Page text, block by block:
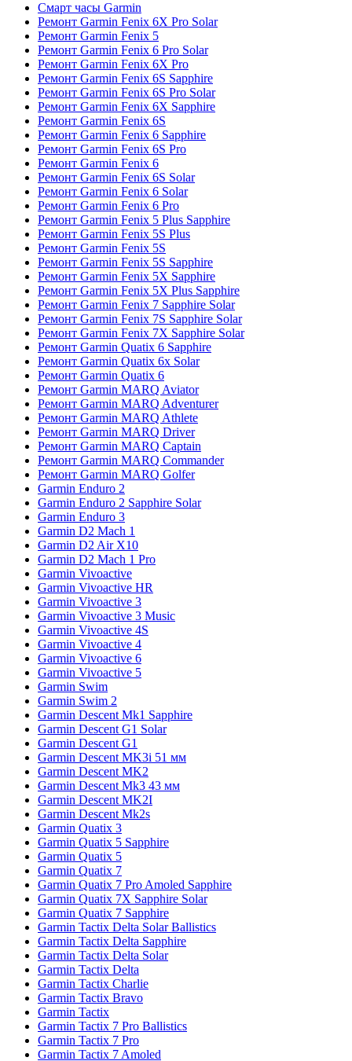
Смарт часы Garmin
Ремонт Garmin Fenix 6X Pro Solar
Ремонт Garmin Fenix 5
Ремонт Garmin Fenix 6 Pro Solar
Ремонт Garmin Fenix 6X Pro
Ремонт Garmin Fenix 6S Sapphire
Ремонт Garmin Fenix 6S Pro Solar
Ремонт Garmin Fenix 6X Sapphire
Ремонт Garmin Fenix 6S
Ремонт Garmin Fenix 6 Sapphire
Ремонт Garmin Fenix 6S Pro
Ремонт Garmin Fenix 6
Ремонт Garmin Fenix 6S Solar
Ремонт Garmin Fenix 6 Solar
Ремонт Garmin Fenix 6 Pro
Ремонт Garmin Fenix 5 Plus Sapphire
Ремонт Garmin Fenix 5S Plus
Ремонт Garmin Fenix 5S
Ремонт Garmin Fenix 5S Sapphire
Ремонт Garmin Fenix 5X Sapphire
Ремонт Garmin Fenix 5X Plus Sapphire
Ремонт Garmin Fenix 7 Sapphire Solar
Ремонт Garmin Fenix 7S Sapphire Solar
Ремонт Garmin Fenix 7X Sapphire Solar
Ремонт Garmin Quatix 6 Sapphire
Ремонт Garmin Quatix 6x Solar
Ремонт Garmin Quatix 6
Ремонт Garmin MARQ Aviator
Ремонт Garmin MARQ Adventurer
Ремонт Garmin MARQ Athlete
Ремонт Garmin MARQ Driver
Ремонт Garmin MARQ Captain
Ремонт Garmin MARQ Commander
Ремонт Garmin MARQ Golfer
Garmin Enduro 2
Garmin Enduro 2 Sapphire Solar
Garmin Enduro 3
Garmin D2 Mach 1
Garmin D2 Air X10
Garmin D2 Mach 1 Pro
Garmin Vivoactive
Garmin Vivoactive HR
Garmin Vivoactive 3
Garmin Vivoactive 3 Music
Garmin Vivoactive 4S
Garmin Vivoactive 4
Garmin Vivoactive 6
Garmin Vivoactive 5
Garmin Swim
Garmin Swim 2
Garmin Descent Mk1 Sapphire
Garmin Descent G1 Solar
Garmin Descent G1
Garmin Descent MK3i 51 мм
Garmin Descent MK2
Garmin Descent Mk3 43 мм
Garmin Descent MK2I
Garmin Descent Mk2s
Garmin Quatix 3
Garmin Quatix 5 Sapphire
Garmin Quatix 5
Garmin Quatix 7
Garmin Quatix 7 Pro Amoled Sapphire
Garmin Quatix 7X Sapphire Solar
Garmin Quatix 7 Sapphire
Garmin Tactix Delta Solar Ballistics
Garmin Tactix Delta Sapphire
Garmin Tactix Delta Solar
Garmin Tactix Delta
Garmin Tactix Charlie
Garmin Tactix Bravo
Garmin Tactix
Garmin Tactix 7 Pro Ballistics
Garmin Tactix 7 Pro
Garmin Tactix 7 Amoled